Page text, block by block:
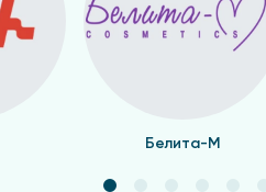
Белита-М